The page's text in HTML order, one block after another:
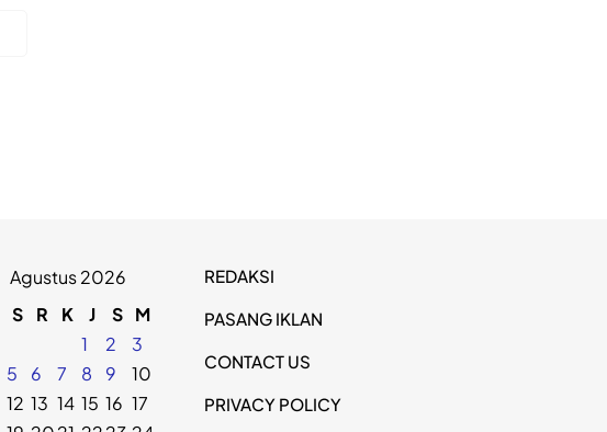
Agustus 2026
S R K J S M
1
2
3
5 6 7 8 9
10
12 13 14 15 16 17
REDAKSI
PASANG IKLAN
CONTACT US
PRIVACY POLICY